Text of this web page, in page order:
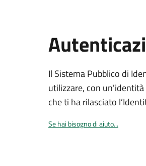
Il Sistema Pubblico di
utilizzare, con
che ti ha rilasciato
Se hai bisogno di aiuto...